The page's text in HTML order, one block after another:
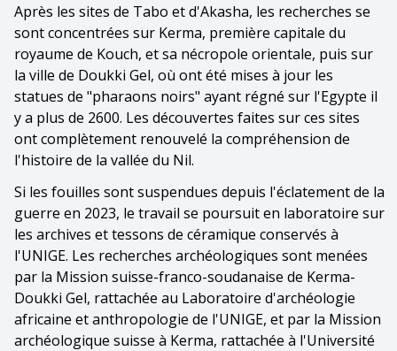
Après les sites de Tabo et d'Akasha, les recherches se
sont concentrées sur Kerma, première capitale du
royaume de Kouch, et sa nécropole orientale, puis sur
la ville de Doukki Gel, où ont été mises à jour les
statues de "pharaons noirs" ayant régné sur l'Egypte il
y a plus de 2600. Les découvertes faites sur ces sites
ont complètement renouvelé la compréhension de
l'histoire de la vallée du Nil.
Si les fouilles sont suspendues depuis l'éclatement de la
guerre en 2023, le travail se poursuit en laboratoire sur
les archives et tessons de céramique conservés à
l'UNIGE. Les recherches archéologiques sont menées
par la Mission suisse-franco-soudanaise de Kerma-
Doukki Gel, rattachée au Laboratoire d'archéologie
africaine et anthropologie de l'UNIGE, et par la Mission
archéologique suisse à Kerma, rattachée à l'Université